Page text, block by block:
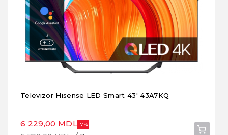
Televizor Hisense LED Smart 43' 43A7KQ
6 229,00 MDL -7%